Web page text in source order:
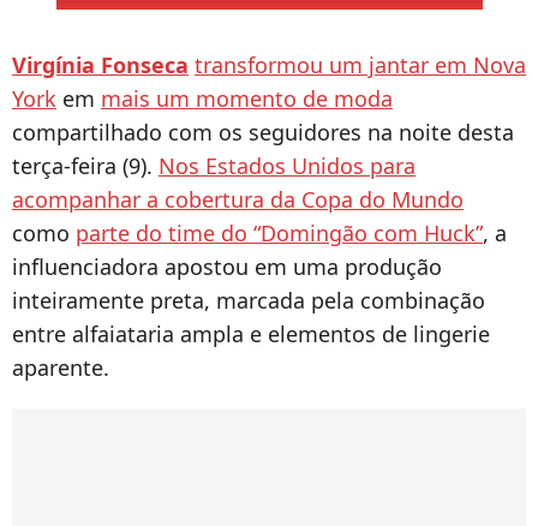
Virgínia Fonseca transformou um jantar em Nova
York em mais um momento de moda
compartilhado com os seguidores na noite desta
terça-feira (9). Nos Estados Unidos para
acompanhar a cobertura da Copa do Mundo
como parte do time do “Domingão com Huck”, a
influenciadora apostou em uma produção
inteiramente preta, marcada pela combinação
entre alfaiataria ampla e elementos de lingerie
aparente.